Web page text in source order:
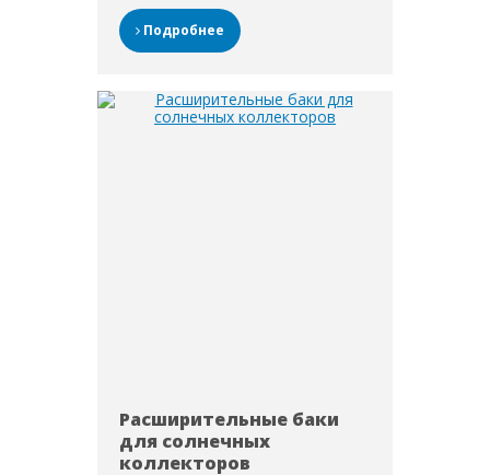
Подробнее
Расширительные баки
для солнечных
коллекторов